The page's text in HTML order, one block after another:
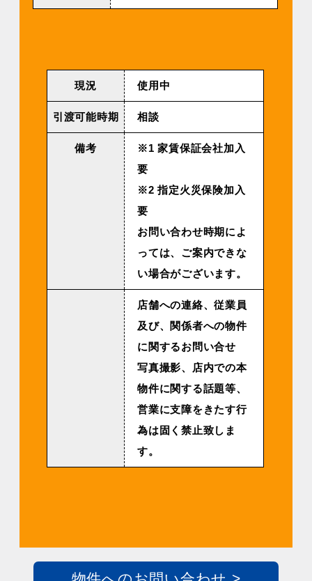
現況 使用中
引渡可能時期 相談
備考
※1 家賃保証会社加入
要
※2 指定火災保険加入
要
お問い合わせ時期によ
っては、ご案内できな
い場合がございます。
店舗への連絡、従業員
及び、関係者への物件
に関するお問い合せ
写真撮影、店内での本
物件に関する話題等、
営業に支障をきたす行
為は固く禁止致しま
す。